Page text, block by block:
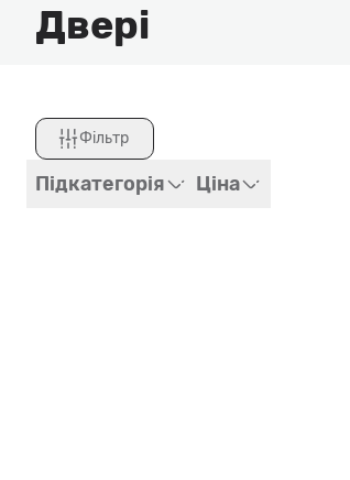
Двері
Фільтр
Закрити
Підкатегорія Ціна